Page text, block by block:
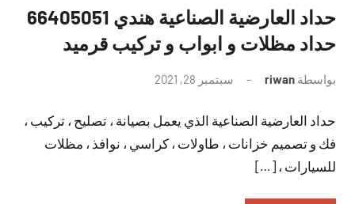
حداد العارضية الصناعية هندي 66405051
حداد مظلات و ابواب و تركيب قرميد
بواسطة riwan سبتمبر 28, 2021
تعليقات
حداد العارضية الصناعية الذي يعمل بصيانة ، تصليح ، تركيب ،
فك و تصميم خزانات ، طاولات ، كراسي ، نوافذ ، مظلات
للسيارات ، […]